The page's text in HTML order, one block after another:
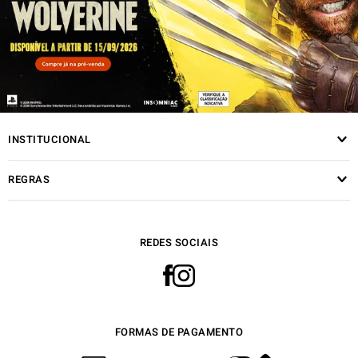
INSTITUCIONAL
REGRAS
REDES SOCIAIS
FORMAS DE PAGAMENTO